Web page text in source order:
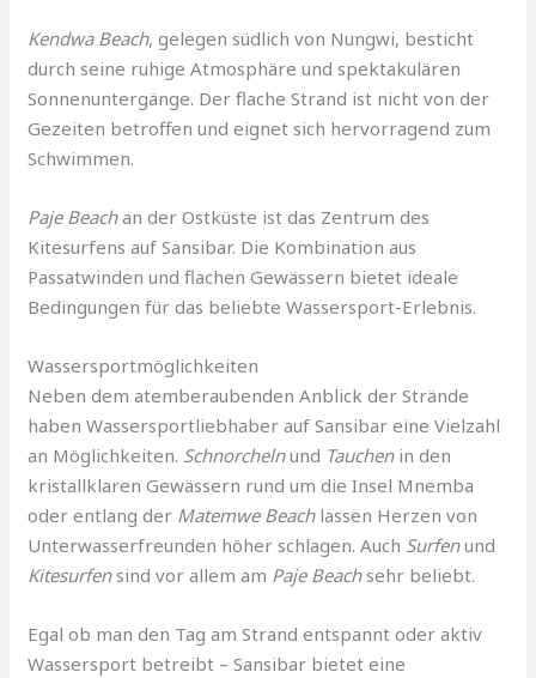
Kendwa Beach, gelegen südlich von Nungwi, besticht
durch seine ruhige Atmosphäre und spektakulären
Sonnenuntergänge. Der flache Strand ist nicht von der
Gezeiten betroffen und eignet sich hervorragend zum
Schwimmen.
Paje Beachan der Ostküste ist das Zentrum des
Kitesurfens auf Sansibar. Die Kombination aus
Passatwinden und flachen Gewässern bietet ideale
Bedingungen für das beliebte Wassersport-Erlebnis.
Wassersportmöglichkeiten
Neben dem atemberaubenden Anblick der Strände
haben Wassersportliebhaber auf Sansibar eine Vielzahl
an Möglichkeiten. Schnorchelnund Tauchenin den
kristallklaren Gewässern rund um die Insel Mnemba
oder entlang der Matemwe Beachlassen Herzen von
Unterwasserfreunden höher schlagen. Auch Surfenund
Kitesurfensind vor allem am Paje Beachsehr beliebt.
Egal ob man den Tag am Strand entspannt oder aktiv
Wassersport betreibt – Sansibar bietet eine